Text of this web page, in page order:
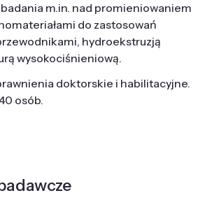
m.in. nad promieniowaniem
do zastosowań
hydroekstruzją
wysokociśnieniową.
doktorskie i habilitacyjne.
osób.